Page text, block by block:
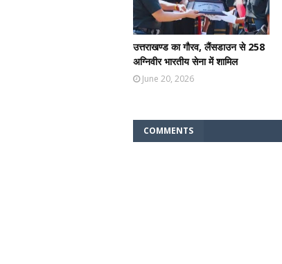
उत्तराखण्ड का गौरव, लैंसडाउन से 258
अग्निवीर भारतीय सेना में शामिल
June 20, 2026
COMMENTS